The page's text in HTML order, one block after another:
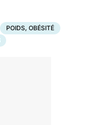
POIDS, OBÉSITÉ